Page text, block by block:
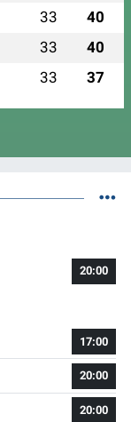
33 40
33 40
33 37
20:00
17:00
20:00
20:00